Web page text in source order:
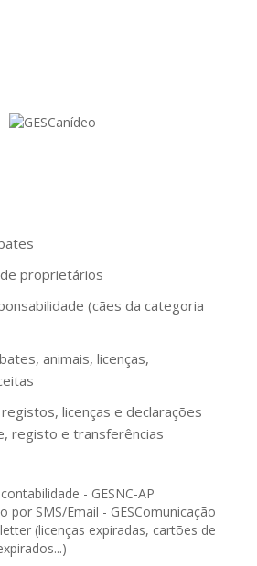
proprietários
(cães da categoria
animais, licenças,
licenças e declarações
registo e transferências
- GESNC-AP
por SMS/Email - GESComunicação
(licenças expiradas, cartões de